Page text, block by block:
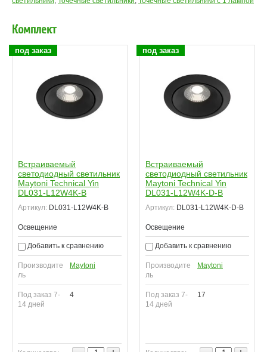
Комплект
под заказ
Встраиваемый
светодиодный светильник
Maytoni Technical Yin
DL031-L12W4K-B
Артикул: DL031-L12W4K-B
Освещение
Добавить к сравнению
Производите
ль
Maytoni
Под заказ 7-
14 дней
4
под заказ
Встраиваемый
светодиодный светильник
Maytoni Technical Yin
DL031-L12W4K-D-B
Артикул: DL031-L12W4K-D-B
Освещение
Добавить к сравнению
Производите
ль
Maytoni
Под заказ 7-
14 дней
17